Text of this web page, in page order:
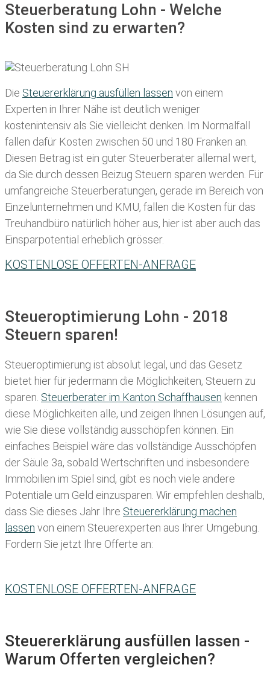
Steuerberatung Lohn - Welche
Kosten sind zu erwarten?
Die Steuererklärung ausfüllen lassen von einem
Experten in Ihrer Nähe ist deutlich weniger
kostenintensiv als Sie vielleicht denken. Im Normalfall
fallen dafür Kosten zwischen 50 und 180 Franken an.
Diesen Betrag ist ein guter Steuerberater allemal wert,
da Sie durch dessen Beizug Steuern sparen werden. Für
umfangreiche Steuerberatungen, gerade im Bereich von
Einzelunternehmen und KMU, fallen die Kosten für das
Treuhandbüro natürlich höher aus, hier ist aber auch das
Einsparpotential erheblich grösser.
KOSTENLOSE OFFERTEN-ANFRAGE
Steueroptimierung Lohn - 2018
Steuern sparen!
Steueroptimierung ist absolut legal, und das Gesetz
bietet hier für jedermann die Möglichkeiten, Steuern zu
sparen. Steuerberater im K anton Schaffhausen kennen
diese Möglichkeiten alle, und zeigen Ihnen Lösungen auf,
wie Sie diese vollständig ausschöpfen können. Ein
einfaches Beispiel wäre das vollständige Ausschöpfen
der Säule 3a, sobald Wertschriften und insbesondere
Immobilien im Spiel sind, gibt es noch viele andere
Potentiale um Geld einzusparen. Wir empfehlen deshalb,
dass Sie dieses Jahr Ihre Steuererklärung machen
lassen von einem Steuerexperten aus Ihrer Umgebung.
Fordern Sie jetzt Ihre Offerte an:
KOSTENLOSE OFFERTEN-ANFRAGE
Steuererklärung ausfüllen lassen -
Warum Offerten vergleichen?